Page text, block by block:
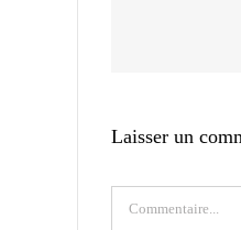
Laisser un
Commentaire